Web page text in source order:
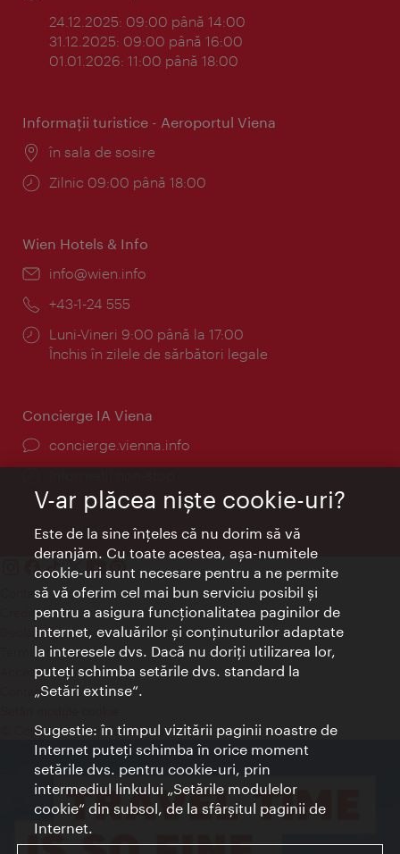
24.12.2025: 09:00 până 14:00
31.12.2025: 09:00 până 16:00
01.01.2026: 11:00 până 18:00
Informaţii turistice - Aeroportul Viena
Locul:
în sala de sosire
Program:
Zilnic 09:00 până 18:00
Wien Hotels & Info
E-
info@wien.info
Telefon:
+43-1-24 555
Program:
Luni-Vineri 9:00 până la 17:00
Închis în zilele de sărbători legale
Concierge IA Viena
concierge.vienna.info
Contact
Credits
Declaraţie privind protecţia datelor
Terms of Use
Accesibilitate
Contact presa
© Copyright Wien Tourismus
V-ar plăcea nişte cookie-uri?
Este de la sine înţeles că nu dorim să vă
deranjăm. Cu toate acestea, aşa-numitele
cookie-uri sunt necesare pentru a ne permite
să vă oferim cel mai bun serviciu posibil şi
pentru a asigura funcţionalitatea paginilor de
Internet, evaluărilor şi conţinuturilor adaptate
la interesele dvs. Dacă nu doriţi utilizarea lor,
puteţi schimba setările dvs. standard la
„Setări extinse“.
Sugestie: în timpul vizitării paginii noastre de
Internet puteţi schimba în orice moment
setările dvs. pentru cookie-uri, prin
intermediul linkului „Setările modulelor
cookie“ din subsol, de la sfârşitul paginii de
Internet.